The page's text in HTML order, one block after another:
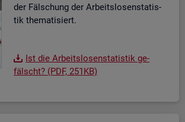
der Fäl­schung der Ar­beits­lo­sen­sta­tis­
tik the­ma­ti­siert.
Ist die Ar­beits­lo­sen­sta­tis­tik ge­
fälscht? (PDF, 251KB)